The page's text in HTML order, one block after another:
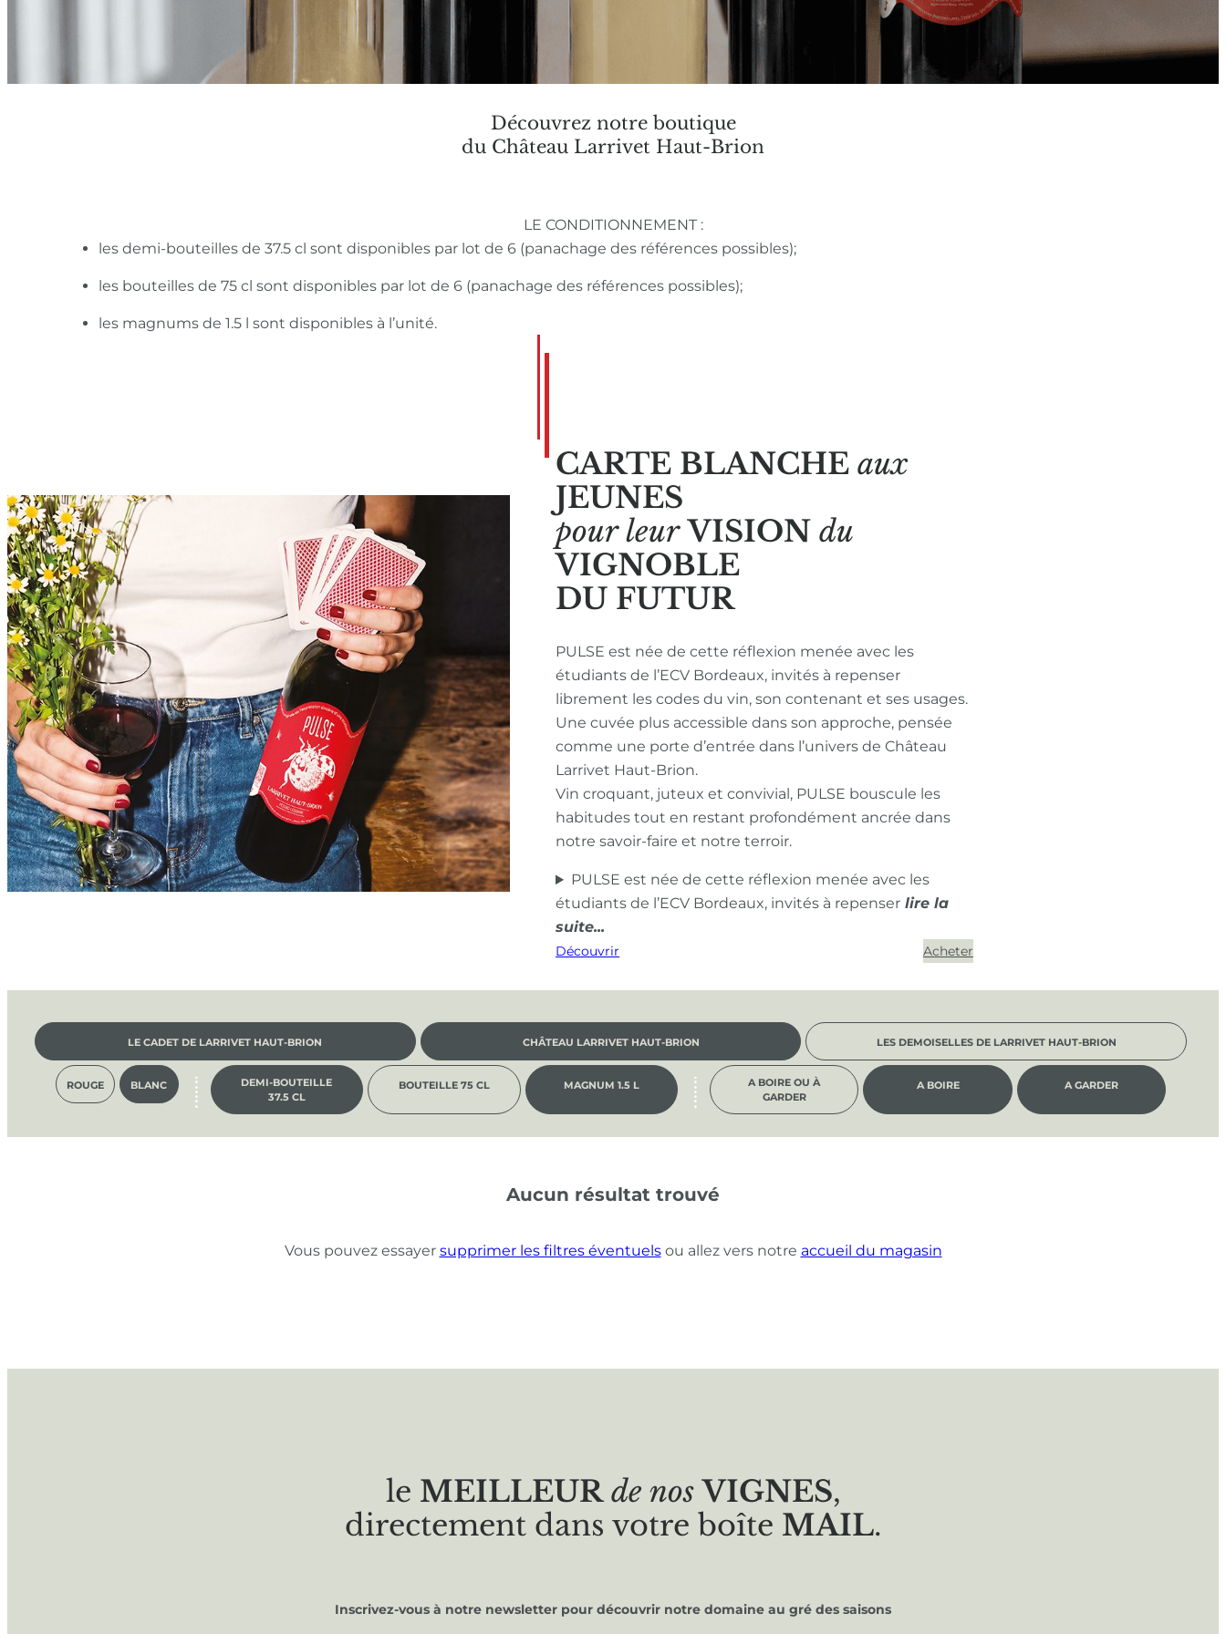
Découvrez notre boutique
du Château Larrivet Haut-Brion
LE CONDITIONNEMENT :
les demi-bouteilles de 37.5 cl sont disponibles par lot de 6 (panachage des références possibles);
les bouteilles de 75 cl sont disponibles par lot de 6 (panachage des références possibles);
les magnums de 1.5 l sont disponibles à l’unité.
CARTE BLANCHE aux
JEUNES
pour leur VISIONdu
VIGNOBLE
DU FUTUR
PULSE est née de cette réflexion menée avec les
étudiants de l’ECV Bordeaux, invités à repenser
librement les codes du vin, son contenant et ses usages.
Une cuvée plus accessible dans son approche, pensée
comme une porte d’entrée dans l’univers de Château
Larrivet Haut-Brion.
Vin croquant, juteux et convivial, PULSE bouscule les
habitudes tout en restant profondément ancrée dans
notre savoir-faire et notre terroir.
PULSE est née de cette réflexion menée avec les
étudiants de l’ECV Bordeaux, invités à repenser
Découvrir Acheter
LE CADET DE LARRIVET HAUT-BRION CHÂTEAU LARRIVET HAUT-BRION LES DEMOISELLES DE LARRIVET HAUT-BRION
ROUGE BLANC
DEMI-BOUTEILLE
37.5 CL
BOUTEILLE 75 CL MAGNUM 1.5 L
A BOIRE OU À
GARDER
A BOIRE A GARDER
Aucun résultat trouvé
Vous pouvez essayer supprimer les filtres éventuelsou allez vers notre accueil du magasin
le MEILLEUR de nos VIGNES,
directement dans votre boîte MAIL.
Inscrivez-vous à notre newsletter pour découvrir notre domaine au gré des saisons